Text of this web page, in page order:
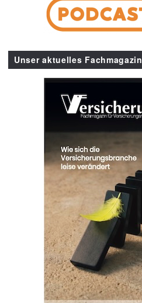
Unser aktuelles Fachmagazin